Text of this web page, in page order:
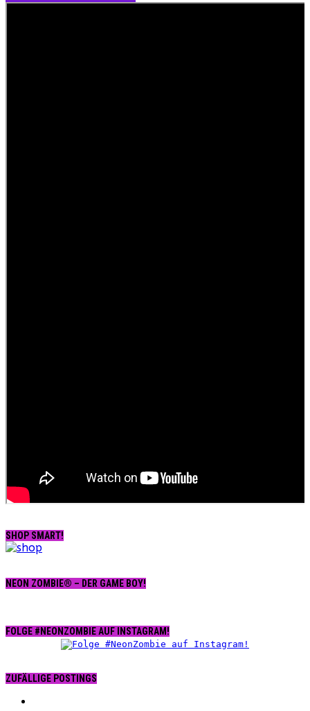
SHOP SMART!
NEON ZOMBIE® – DER GAME BOY!
FOLGE #NEONZOMBIE AUF INSTAGRAM!
ZUFÄLLIGE POSTINGS